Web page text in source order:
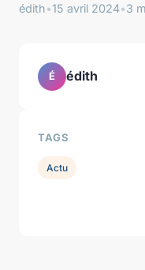
édith•15 avril 2024•3
É édith
TAGS
Actu